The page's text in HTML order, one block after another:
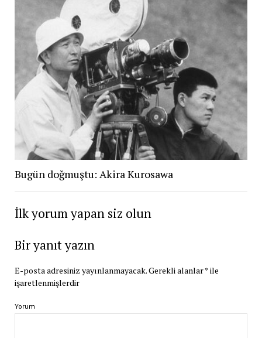
Bugün doğmuştu: Akira Kurosawa
İlk yorum yapan siz olun
Bir yanıt yazın
E-posta adresiniz yayınlanmayacak.Gerekli alanlar*ile
işaretlenmişlerdir
Yorum